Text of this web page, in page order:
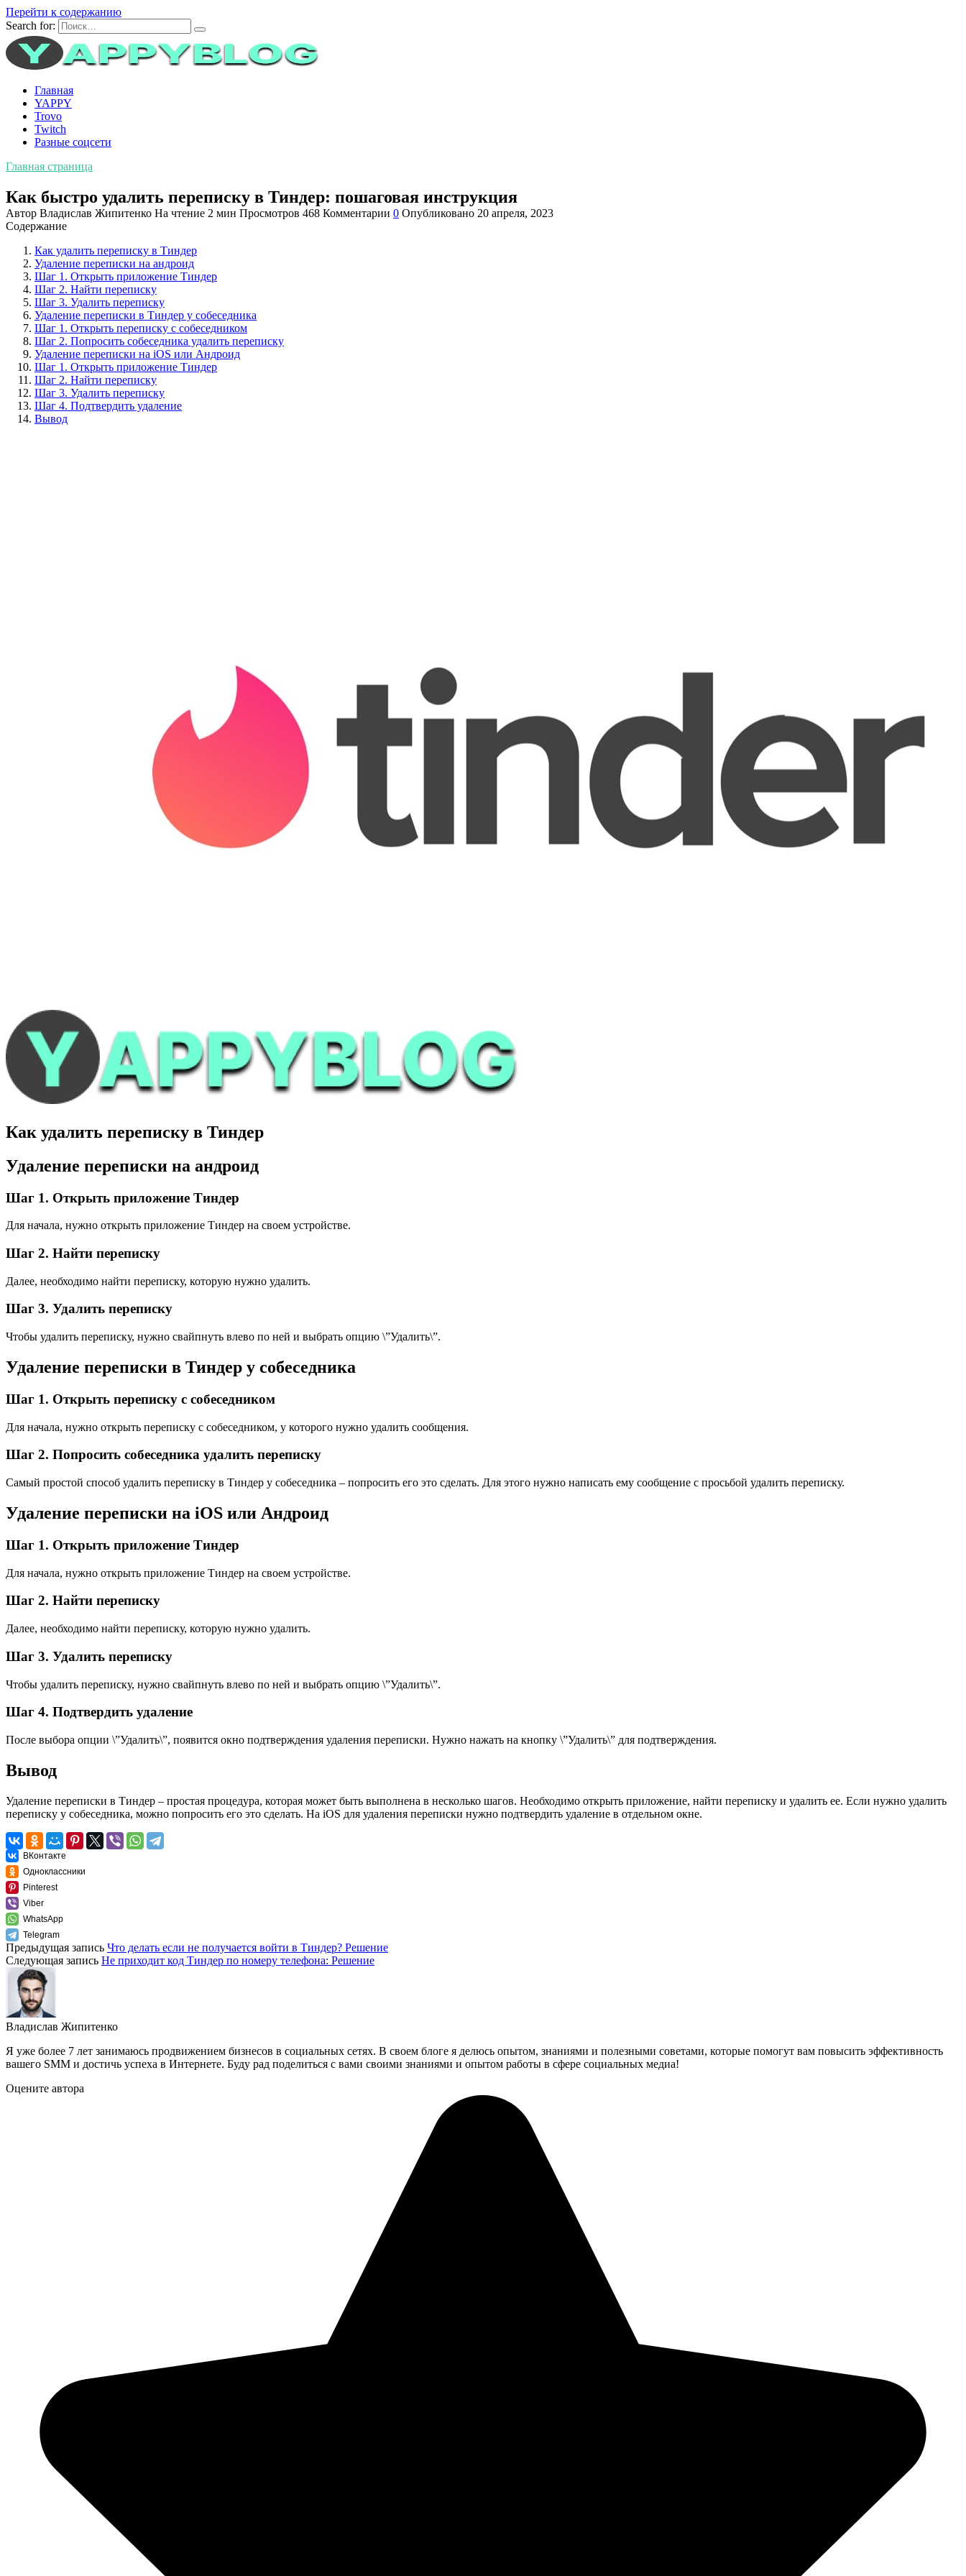
Перейти к содержанию
Search for:
Главная
YAPPY
Trovo
Twitch
Разные соцсети
Главная страница
Как быстро удалить переписку в Тиндер: пошаговая инструкция
Автор Владислав Жипитенко На чтение 2 мин Просмотров 468 Комментарии 0 Опубликовано 20 апреля, 2023
Содержание
Как удалить переписку в Тиндер
Удаление переписки на андроид
Шаг 1. Открыть приложение Тиндер
Шаг 2. Найти переписку
Шаг 3. Удалить переписку
Удаление переписки в Тиндер у собеседника
Шаг 1. Открыть переписку с собеседником
Шаг 2. Попросить собеседника удалить переписку
Удаление переписки на iOS или Андроид
Шаг 1. Открыть приложение Тиндер
Шаг 2. Найти переписку
Шаг 3. Удалить переписку
Шаг 4. Подтвердить удаление
Вывод
Как удалить переписку в Тиндер
Удаление переписки на андроид
Шаг 1. Открыть приложение Тиндер
Для начала, нужно открыть приложение Тиндер на своем устройстве.
Шаг 2. Найти переписку
Далее, необходимо найти переписку, которую нужно удалить.
Шаг 3. Удалить переписку
Чтобы удалить переписку, нужно свайпнуть влево по ней и выбрать опцию \”Удалить\”.
Удаление переписки в Тиндер у собеседника
Шаг 1. Открыть переписку с собеседником
Для начала, нужно открыть переписку с собеседником, у которого нужно удалить сообщения.
Шаг 2. Попросить собеседника удалить переписку
Самый простой способ удалить переписку в Тиндер у собеседника – попросить его это сделать. Для этого нужно написать ему сообщение с просьбой удалить переписку.
Удаление переписки на iOS или Андроид
Шаг 1. Открыть приложение Тиндер
Для начала, нужно открыть приложение Тиндер на своем устройстве.
Шаг 2. Найти переписку
Далее, необходимо найти переписку, которую нужно удалить.
Шаг 3. Удалить переписку
Чтобы удалить переписку, нужно свайпнуть влево по ней и выбрать опцию \”Удалить\”.
Шаг 4. Подтвердить удаление
После выбора опции \”Удалить\”, появится окно подтверждения удаления переписки. Нужно нажать на кнопку \”Удалить\” для подтверждения.
Вывод
Удаление переписки в Тиндер – простая процедура, которая может быть выполнена в несколько шагов. Необходимо открыть приложение, найти переписку и удалить ее. Если нужно удалить
переписку у собеседника, можно попросить его это сделать. На iOS для удаления переписки нужно подтвердить удаление в отдельном окне.
ВКонтакте
Одноклассники
Pinterest
Viber
WhatsApp
Telegram
Предыдущая запись Что делать если не получается войти в Тиндер? Решение
Следующая запись Не приходит код Тиндер по номеру телефона: Решение
Владислав Жипитенко
Я уже более 7 лет занимаюсь продвижением бизнесов в социальных сетях. В своем блоге я делюсь опытом, знаниями и полезными советами, которые помогут вам повысить эффективность
вашего SMM и достичь успеха в Интернете. Буду рад поделиться с вами своими знаниями и опытом работы в сфере социальных медиа!
Оцените автора